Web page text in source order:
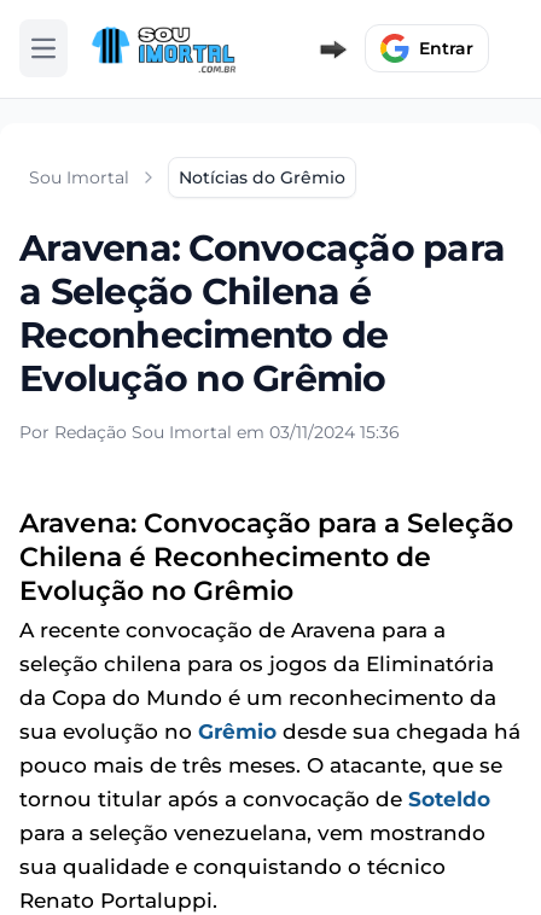
Abrir menu Entrar
Sou Imortal Notícias do Grêmio
Aravena: Convocação para
a Seleção Chilena é
Reconhecimento de
Evolução no Grêmio
Por Redação Sou Imortal em 03/11/2024 15:36
Aravena: Convocação para a Seleção
Chilena é Reconhecimento de
Evolução no Grêmio
A recente convocação de Aravena para a
seleção chilena para os jogos da Eliminatória
da Copa do Mundo é um reconhecimento da
sua evolução no Grêmio desde sua chegada há
pouco mais de três meses. O atacante, que se
tornou titular após a convocação de Soteldo
para a seleção venezuelana, vem mostrando
sua qualidade e conquistando o técnico
Renato Portaluppi.